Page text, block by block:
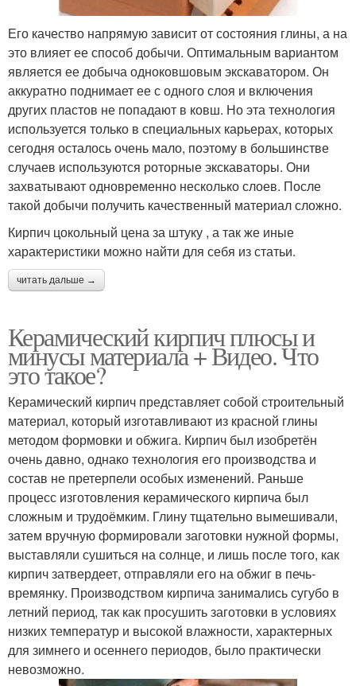
Его качество напрямую зависит от состояния глины, а на
это влияет ее способ добычи. Оптимальным вариантом
является ее добыча одноковшовым экскаватором. Он
аккуратно поднимает ее с одного слоя и включения
других пластов не попадают в ковш. Но эта технология
используется только в специальных карьерах, которых
сегодня осталось очень мало, поэтому в большинстве
случаев используются роторные экскаваторы. Они
захватывают одновременно несколько слоев. После
такой добычи получить качественный материал сложно.
Кирпич цокольный цена за штуку , а так же иные
характеристики можно найти для себя из статьи.
читать дальше →
Керамический кирпич плюсы и
минусы материала + Видео. Что
это такое?
Керамический кирпич представляет собой строительный
материал, который изготавливают из красной глины
методом формовки и обжига. Кирпич был изобретён
очень давно, однако технология его производства и
состав не претерпели особых изменений. Раньше
процесс изготовления керамического кирпича был
сложным и трудоёмким. Глину тщательно вымешивали,
затем вручную формировали заготовки нужной формы,
выставляли сушиться на солнце, и лишь после того, как
кирпич затвердеет, отправляли его на обжиг в печь-
времянку. Производством кирпича занимались сугубо в
летний период, так как просушить заготовки в условиях
низких температур и высокой влажности, характерных
для зимнего и осеннего периодов, было практически
невозможно.